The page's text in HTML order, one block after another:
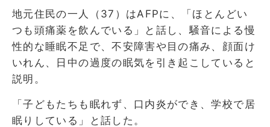
地元住民の一人（37）はAFPに、「ほとんどい
つも頭痛薬を飲んでいる」と話し、騒音による慢
性的な睡眠不足で、不安障害や目の痛み、顔面け
いれん、日中の過度の眠気を引き起こしていると
説明。
「子どもたちも眠れず、口内炎ができ、学校で居
眠りしている」と話した。